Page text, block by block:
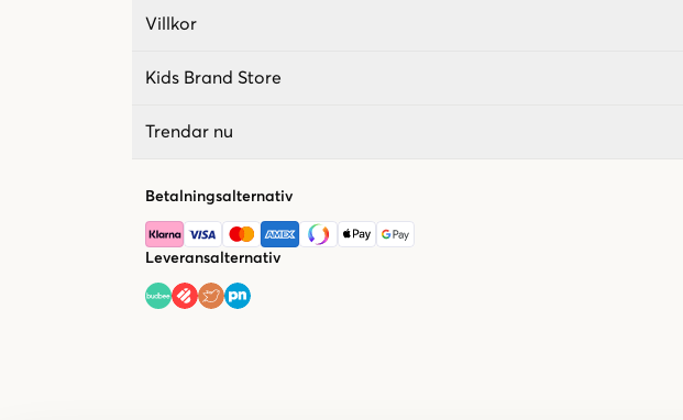
Villkor
Kids Brand Store
Trendar nu
Betalningsalternativ
Leveransalternativ